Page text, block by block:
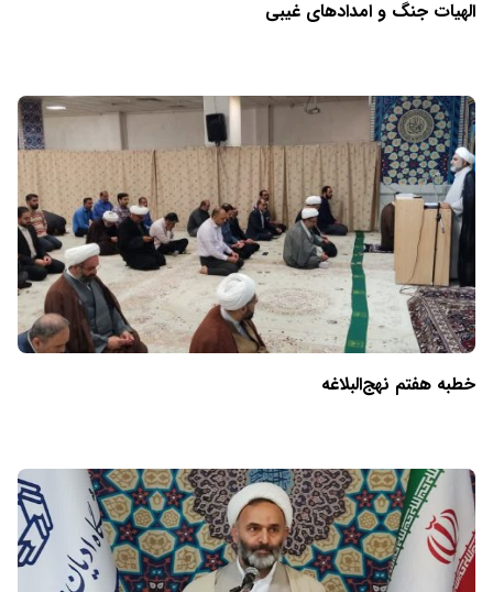
الهیات جنگ و امدادهای غیبی
خطبه هفتم نهج‌البلاغه